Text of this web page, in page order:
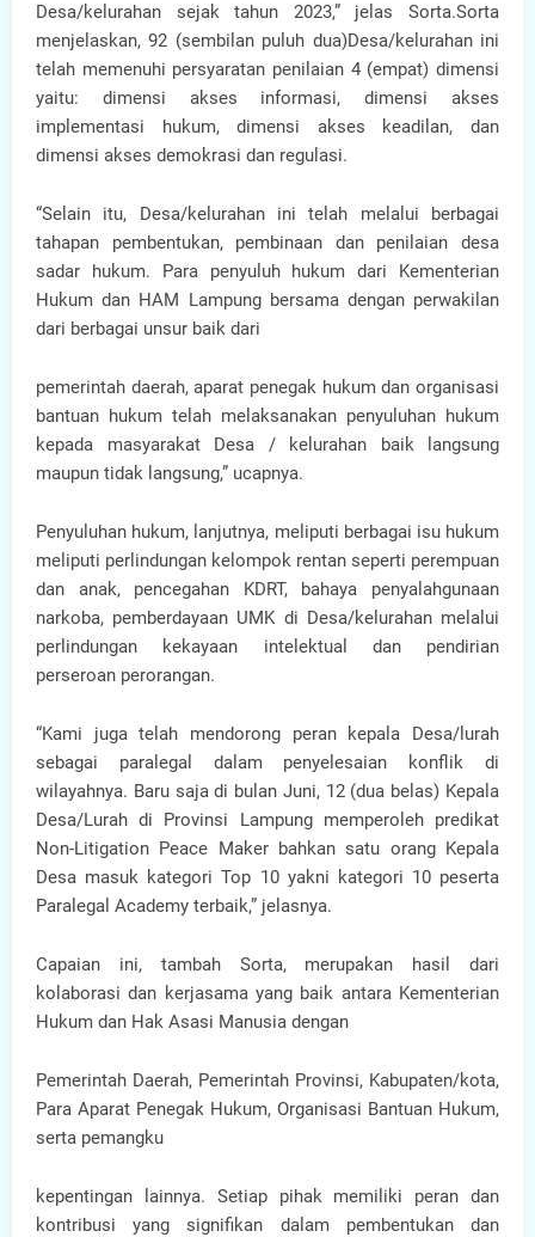
Desa/kelurahan sejak tahun 2023,” jelas Sorta.Sorta
menjelaskan, 92 (sembilan puluh dua)Desa/kelurahan ini
telah memenuhi persyaratan penilaian 4 (empat) dimensi
yaitu: dimensi akses informasi, dimensi akses
implementasi hukum, dimensi akses keadilan, dan
dimensi akses demokrasi dan regulasi.
“Selain itu, Desa/kelurahan ini telah melalui berbagai
tahapan pembentukan, pembinaan dan penilaian desa
sadar hukum. Para penyuluh hukum dari Kementerian
Hukum dan HAM Lampung bersama dengan perwakilan
dari berbagai unsur baik dari
pemerintah daerah, aparat penegak hukum dan organisasi
bantuan hukum telah melaksanakan penyuluhan hukum
kepada masyarakat Desa / kelurahan baik langsung
maupun tidak langsung,” ucapnya.
Penyuluhan hukum, lanjutnya, meliputi berbagai isu hukum
meliputi perlindungan kelompok rentan seperti perempuan
dan anak, pencegahan KDRT, bahaya penyalahgunaan
narkoba, pemberdayaan UMK di Desa/kelurahan melalui
perlindungan kekayaan intelektual dan pendirian
perseroan perorangan.
“Kami juga telah mendorong peran kepala Desa/lurah
sebagai paralegal dalam penyelesaian konflik di
wilayahnya. Baru saja di bulan Juni, 12 (dua belas) Kepala
Desa/Lurah di Provinsi Lampung memperoleh predikat
Non-Litigation Peace Maker bahkan satu orang Kepala
Desa masuk kategori Top 10 yakni kategori 10 peserta
Paralegal Academy terbaik,” jelasnya.
Capaian ini, tambah Sorta, merupakan hasil dari
kolaborasi dan kerjasama yang baik antara Kementerian
Hukum dan Hak Asasi Manusia dengan
Pemerintah Daerah, Pemerintah Provinsi, Kabupaten/kota,
Para Aparat Penegak Hukum, Organisasi Bantuan Hukum,
serta pemangku
kepentingan lainnya. Setiap pihak memiliki peran dan
kontribusi yang signifikan dalam pembentukan dan